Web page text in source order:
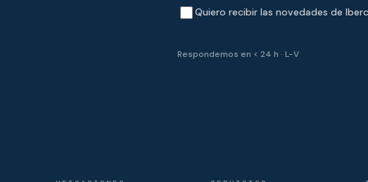
Quiero recibir las novedades de
Respondemos en < 24 h · L-V